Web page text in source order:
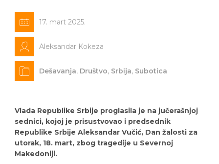
17. mart 2025.
Aleksandar Kokeza
Dešavanja, Društvo, Srbija, Subotica
Vlada Republike Srbije proglasila je na jučerašnjoj
sednici, kojoj je prisustvovao i predsednik
Republike Srbije Aleksandar Vučić, Dan žalosti za
utorak, 18. mart, zbog tragedije u Severnoj
Makedoniji.